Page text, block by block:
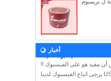
ل بريميوم
أخبار
رؤيتنا
، ستستمر الفائدة في تطوير
المستمدة من اسم الشركة
وشعا...
الفيسبوك مفيدة
أن مفيد هو على الفيسبوك !!
يرجى اتباع الفيسبوك لدينا USEFUL HK لمعرفة
ا...